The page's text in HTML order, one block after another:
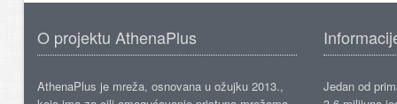
O projektu AthenaPlus
AthenaPlus je mreža, osnovana u ožujku 2013.,
Jedan od